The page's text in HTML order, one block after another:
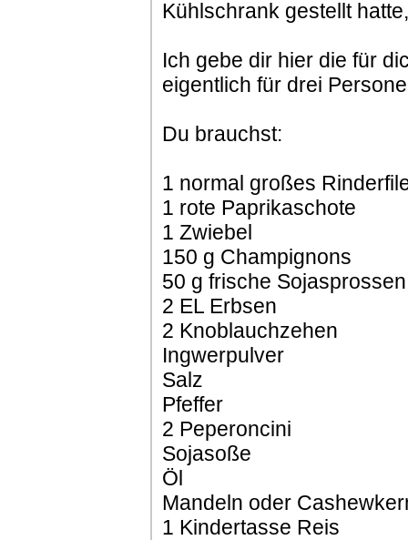
Kühlschrank gestellt
Ich gebe dir hier die für
eigentlich für drei
Du brauchst:
1 normal großes
1 rote Paprikaschote
1 Zwiebel
150 g Champignons
50 g frische Sojasprossen
2 EL Erbsen
2 Knoblauchzehen
Ingwerpulver
Salz
Pfeffer
2 Peperoncini
Sojasoße
Öl
Mandeln oder
1 Kindertasse Reis